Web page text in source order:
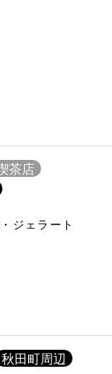
茶店
ジェラート
秋田町周辺